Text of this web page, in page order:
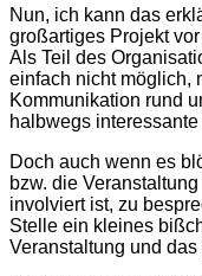
Nun, ich kann das
großartiges Projekt
Als Teil des
einfach nicht möglich,
Kommunikation rund
halbwegs
Doch auch wenn es
bzw. die
involviert ist, zu
Stelle ein kleines
Veranstaltung und